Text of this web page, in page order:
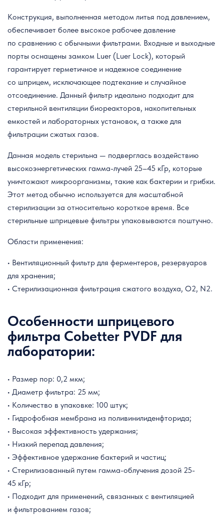
Конструкция, выполненная методом литья под давлением,
обеспечивает более высокое рабочее давление
по сравнению с обычными фильтрами. Входные и выходные
порты оснащены замком Luer (Luer Lock), который
гарантирует герметичное и надежное соединение
со шприцем, исключающее подтекание и случайное
отсоединение. Данный фильтр идеально подходит для
стерильной вентиляции биореакторов, накопительных
емкостей и лабораторных установок, а также для
фильтрации сжатых газов.
Данная модель стерильна — подверглась воздействию
высокоэнергетических гамма-лучей 25–45 кГр, которые
уничтожают микроорганизмы, такие как бактерии и грибки.
Этот метод обычно используется для масштабной
стерилизации за относительно короткое время. Все
стерильные шприцевые фильтры упаковываются поштучно.
Области применения:
• Вентиляционный фильтр для ферментеров, резервуаров
для хранения;
• Стерилизационная фильтрация сжатого воздуха, O2, N2.
Особенности шприцевого
фильтра Cobetter PVDF для
лаборатории:
• Размер пор: 0,2 мкм;
• Диаметр фильтра: 25 мм;
• Количество в упаковке: 100 штук;
• Гидрофобная мембрана из поливинилиденфторида;
• Высокая эффективность удержания;
• Низкий перепад давления;
• Эффективное удержание бактерий и частиц;
• Стерилизованный путем гамма-облучения дозой 25-
45 кГр;
• Подходит для применений, связанных с вентиляцией
и фильтрованием газов;